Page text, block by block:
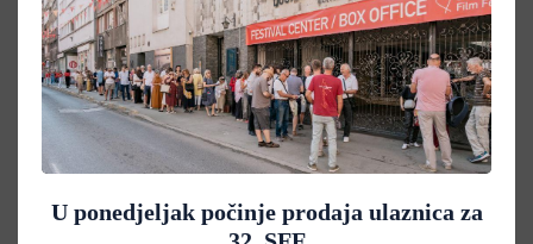
U ponedjeljak počinje prodaja ulaznica za